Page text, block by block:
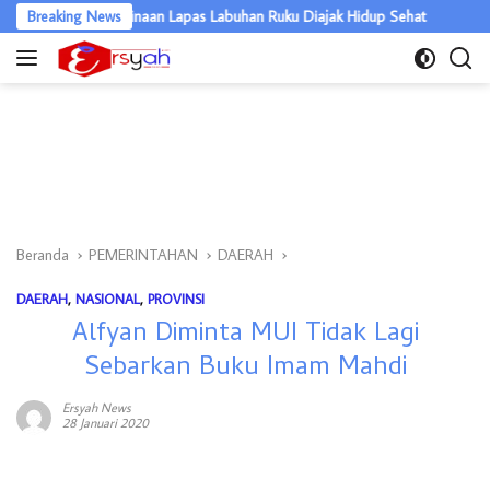
Langsung
ke
Breaking News
Binaan Lapas Labuhan Ruku Diajak Hidup Sehat Warga
Beranda PEMERINTAHAN DAERAH
DAERAH, NASIONAL, PROVINSI
Alfyan Diminta MUI Tidak Lagi
Sebarkan Buku Imam Mahdi
Ersyah News
28 Januari 2020